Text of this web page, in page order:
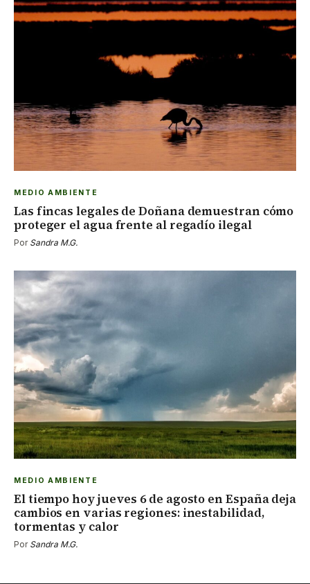
MEDIO AMBIENTE
Las fincas legales de Doñana demuestran cómo
proteger el agua frente al regadío ilegal
Por Sandra M.G.
MEDIO AMBIENTE
El tiempo hoy jueves 6 de agosto en España deja
cambios en varias regiones: inestabilidad,
tormentas y calor
Por Sandra M.G.